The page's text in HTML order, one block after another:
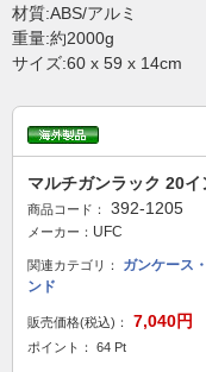
材質:ABS/アルミ
重量:約2000g
サイズ:60 x 59 x 14cm
マルチガンラック 20
商品コード： 392-1205
メーカー： UFC
関連カテゴリ： ガンケース
ンド
販売価格(税込)： 7,040円
ポイント： 64 Pt